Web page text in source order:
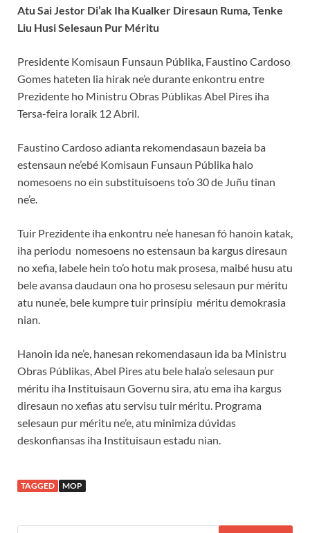
Atu Sai Jestor Di’ak Iha Kualker Diresaun Ruma, Tenke
Liu Husi Selesaun Pur Méritu
Presidente Komisaun Funsaun Públika, Faustino Cardoso
Gomes hateten lia hirak ne’e durante enkontru entre
Prezidente ho Ministru Obras Públikas Abel Pires iha
Tersa-feira loraik 12 Abril.
Faustino Cardoso adianta rekomendasaun bazeia ba
estensaun ne’ebé Komisaun Funsaun Públika halo
nomesoens no ein substituisoens to’o 30 de Juñu tinan
ne’e.
Tuir Prezidente iha enkontru ne’e hanesan fó hanoin katak,
iha periodu nomesoens no estensaun ba kargus diresaun
no xefia, labele hein to’o hotu mak prosesa, maibé husu atu
bele avansa daudaun ona ho prosesu selesaun pur méritu
atu nune’e, bele kumpre tuir prinsípiu méritu demokrasia
nian.
Hanoin ida ne’e, hanesan rekomendasaun ida ba Ministru
Obras Públikas, Abel Pires atu bele hala’o selesaun pur
méritu iha Instituisaun Governu sira, atu ema iha kargus
diresaun no xefias atu servisu tuir méritu. Programa
selesaun pur méritu ne’e, atu minimiza dúvidas
deskonfiansas iha Instituisaun estadu nian.
TAGGED MOP